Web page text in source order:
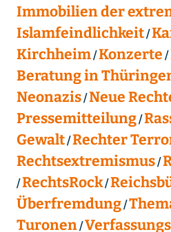
Immobilien der
Islamfeindlichkeit
Kirchheim Konzerte
Beratung in
Neonazis Neue
Pressemitteilung
Gewalt Rechter
Rechtsextremismus
RechtsRock
Überfremdung
Turonen